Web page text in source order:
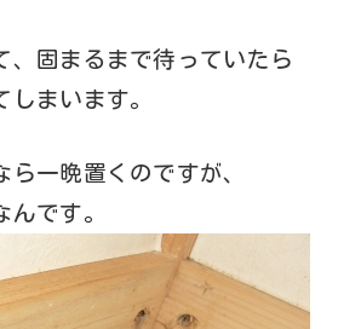
、固まるまで待っていたら
しまいます。
ら一晩置くのですが、
んです。